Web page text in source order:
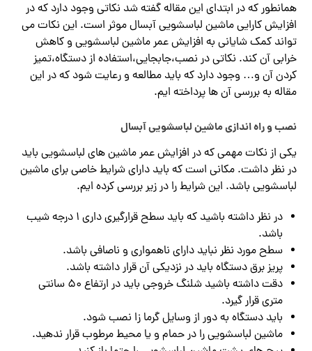
همانطور که در ابتدای این مقاله گفته شد نکاتی وجود دارد که در
افزایش کارایی ماشین لباسشویی آبسال موثر است. این نکات می
تواند کمک شایانی به افزایش عمر ماشین لباسشویی و کاهش
خرابی آن کند. نکاتی در نصب،جابجایی،استفاده از دستگاه،تمیز
کردن آن و… وجود دارد که باید مطالعه و رعایت شود که در این
مقاله به بررسی آن ها پرداخته ایم.
نصب و راه اندازی ماشین لباسشویی آبسال
یکی از نکات مهمی که در افزایش عمر ماشین های لباسشویی باید
در نظر داشت. مکانی است که باید دارای شرایط خاصی برای ماشین
لباسشویی باشد. این شرایط را در زیر بررسی کرده ایم.
در نظر داشته باشید که باید سطح قرارگیری داری 1 درجه شیب
باشد.
سطح مورد نظر نباید دارای ناهمواری و ناصافی باشد.
پریز برق دستگاه باید در نزدیکی آن قرار داشته باشد.
دقت داشته باشید شلنگ خروجی باید در ارتفاع 50 سانتی
متری قرار گیرد.
باید دستگاه به دور از وسایل گرما زا نصب شود.
ماشین لباسشویی را در حمام و یا محیط مرطوب قرار ندهید.